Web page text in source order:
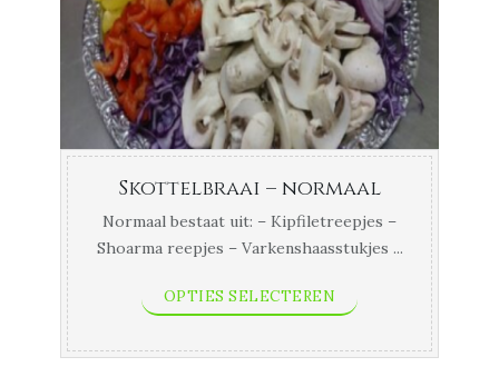
Skottelbraai – normaal
Normaal bestaat uit: – Kipfiletreepjes –
Shoarma reepjes – Varkenshaasstukjes ...
OPTIES SELECTEREN